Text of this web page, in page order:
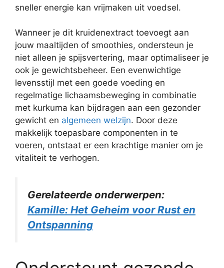
sneller energie kan vrijmaken uit voedsel.
Wanneer je dit kruidenextract toevoegt aan
jouw maaltijden of smoothies, ondersteun je
niet alleen je spijsvertering, maar optimaliseer je
ook je gewichtsbeheer. Een evenwichtige
levensstijl met een goede voeding en
regelmatige lichaamsbeweging in combinatie
met kurkuma kan bijdragen aan een gezonder
gewicht en algemeen welzijn. Door deze
makkelijk toepasbare componenten in te
voeren, ontstaat er een krachtige manier om je
vitaliteit te verhogen.
Gerelateerde onderwerpen:
Kamille: Het Geheim voor Rust en
Ontspanning